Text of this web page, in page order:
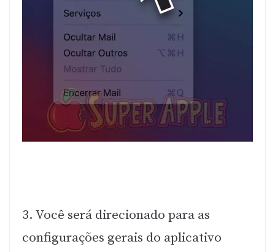
3. Você será direcionado para as
configurações gerais do aplicativo